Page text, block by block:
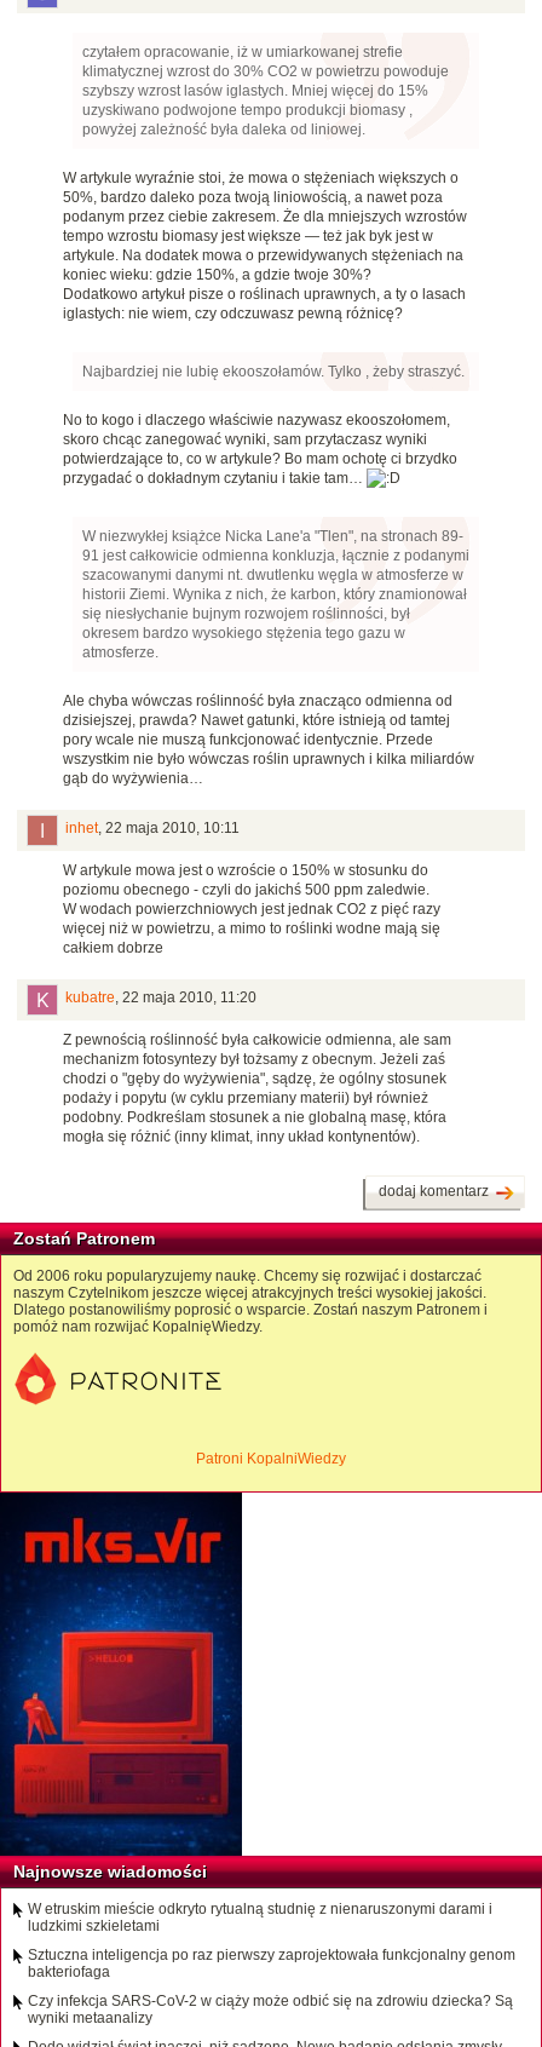
czytałem opracowanie, iż w umiarkowanej strefie
klimatycznej wzrost do 30% CO2 w powietrzu powoduje
szybszy wzrost lasów iglastych. Mniej więcej do 15%
uzyskiwano podwojone tempo produkcji biomasy ,
powyżej zależność była daleka od liniowej.
W artykule wyraźnie stoi, że mowa o stężeniach większych o
50%, bardzo daleko poza twoją liniowością, a nawet poza
podanym przez ciebie zakresem. Że dla mniejszych wzrostów
tempo wzrostu biomasy jest większe — też jak byk jest w
artykule. Na dodatek mowa o przewidywanych stężeniach na
koniec wieku: gdzie 150%, a gdzie twoje 30%?
Dodatkowo artykuł pisze o roślinach uprawnych, a ty o lasach
iglastych: nie wiem, czy odczuwasz pewną różnicę?
Najbardziej nie lubię ekooszołamów. Tylko , żeby straszyć.
No to kogo i dlaczego właściwie nazywasz ekooszołomem,
skoro chcąc zanegować wyniki, sam przytaczasz wyniki
potwierdzające to, co w artykule? Bo mam ochotę ci brzydko
przygadać o dokładnym czytaniu i takie tam…
W niezwykłej książce Nicka Lane'a "Tlen", na stronach 89-
91 jest całkowicie odmienna konkluzja, łącznie z podanymi
szacowanymi danymi nt. dwutlenku węgla w atmosferze w
historii Ziemi. Wynika z nich, że karbon, który znamionował
się niesłychanie bujnym rozwojem roślinności, był
okresem bardzo wysokiego stężenia tego gazu w
atmosferze.
Ale chyba wówczas roślinność była znacząco odmienna od
dzisiejszej, prawda? Nawet gatunki, które istnieją od tamtej
pory wcale nie muszą funkcjonować identycznie. Przede
wszystkim nie było wówczas roślin uprawnych i kilka miliardów
gąb do wyżywienia…
inhet, 22 maja 2010, 10:11
W artykule mowa jest o wzroście o 150% w stosunku do
poziomu obecnego - czyli do jakichś 500 ppm zaledwie.
W wodach powierzchniowych jest jednak CO2 z pięć razy
więcej niż w powietrzu, a mimo to roślinki wodne mają się
całkiem dobrze
kubatre 22 maja 2010, 11:20
Z pewnością roślinność była całkowicie odmienna, ale sam
mechanizm fotosyntezy był tożsamy z obecnym. Jeżeli zaś
chodzi o "gęby do wyżywienia", sądzę, że ogólny stosunek
podaży i popytu (w cyklu przemiany materii) był również
podobny. Podkreślam stosunek a nie globalną masę, która
mogła się różnić (inny klimat, inny układ kontynentów).
dodaj komentarz
Zostań Patronem
Od 2006 roku popularyzujemy naukę. Chcemy się rozwijać i dostarczać
naszym Czytelnikom jeszcze więcej atrakcyjnych treści wysokiej jakości.
Dlatego postanowiliśmy poprosić o wsparcie. Zostań naszym Patronem i
pomóż nam rozwijać KopalnięWiedzy.
Patroni KopalniWiedzy
Najnowsze wiadomości
W etruskim mieście odkryto rytualną studnię z nienaruszonymi darami i
ludzkimi szkieletami
Sztuczna inteligencja po raz pierwszy zaprojektowała funkcjonalny genom
bakteriofaga
Czy infekcja SARS-CoV-2 w ciąży może odbić się na zdrowiu dziecka? Są
wyniki metaanalizy